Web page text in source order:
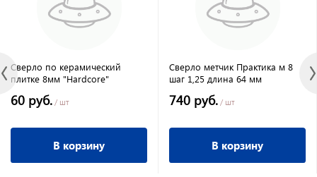
Сверло по керамический
плитке 8мм "Hardcore"
60 руб. / шт
В корзину
Сверло метчик Практика м 8
шаг 1,25 длина 64 мм
740 руб. / шт
В корзину